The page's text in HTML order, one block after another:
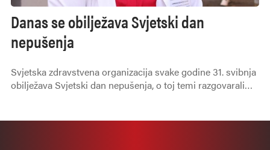
Danas se obilježava Svjetski dan
nepušenja
Svjetska zdravstvena organizacija svake godine 31. svibnja
obilježava Svjetski dan nepušenja, o toj temi razgovarali